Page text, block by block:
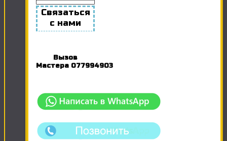
Связаться
с нами
Вызов
Мастера 077994903